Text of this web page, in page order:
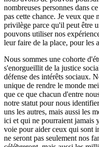
nombreuses personnes dans
pas cette chance. Je veux que
privilège parce qu'il peut être
pouvons utiliser nos
leur faire de la place, pour les
Nous sommes une cohorte
s'enorgueillit de la justice
défense des intérêts sociaux.
unique de rendre le monde
que ce que chacun d'entre
notre statut pour nous
uns les autres, mais aussi les
ici et qui ne pourraient jamais
voie pour aider ceux qui sont
ne seront pas seulement nos